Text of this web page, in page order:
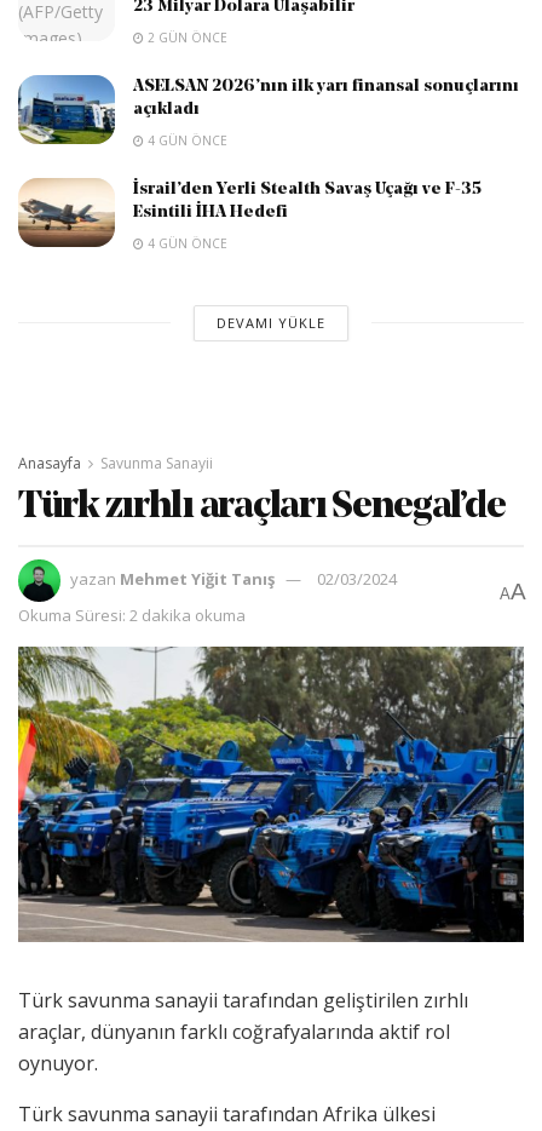
23 Milyar Dolara Ulaşabilir
2 GÜN ÖNCE
ASELSAN 2026’nın ilk yarı finansal sonuçlarını
açıkladı
4 GÜN ÖNCE
İsrail’den Yerli Stealth Savaş Uçağı ve F-35
Esintili İHA Hedefi
4 GÜN ÖNCE
DEVAMI YÜKLE
Anasayfa Savunma Sanayii
Türk zırhlı araçları Senegal’de
yazan Mehmet Yiğit Tanış
02/03/2024
Okuma Süresi: 2 dakika okuma
AA
Türk savunma sanayii tarafından geliştirilen zırhlı
araçlar, dünyanın farklı coğrafyalarında aktif rol
oynuyor.
Türk savunma sanayii tarafından Afrika ülkesi